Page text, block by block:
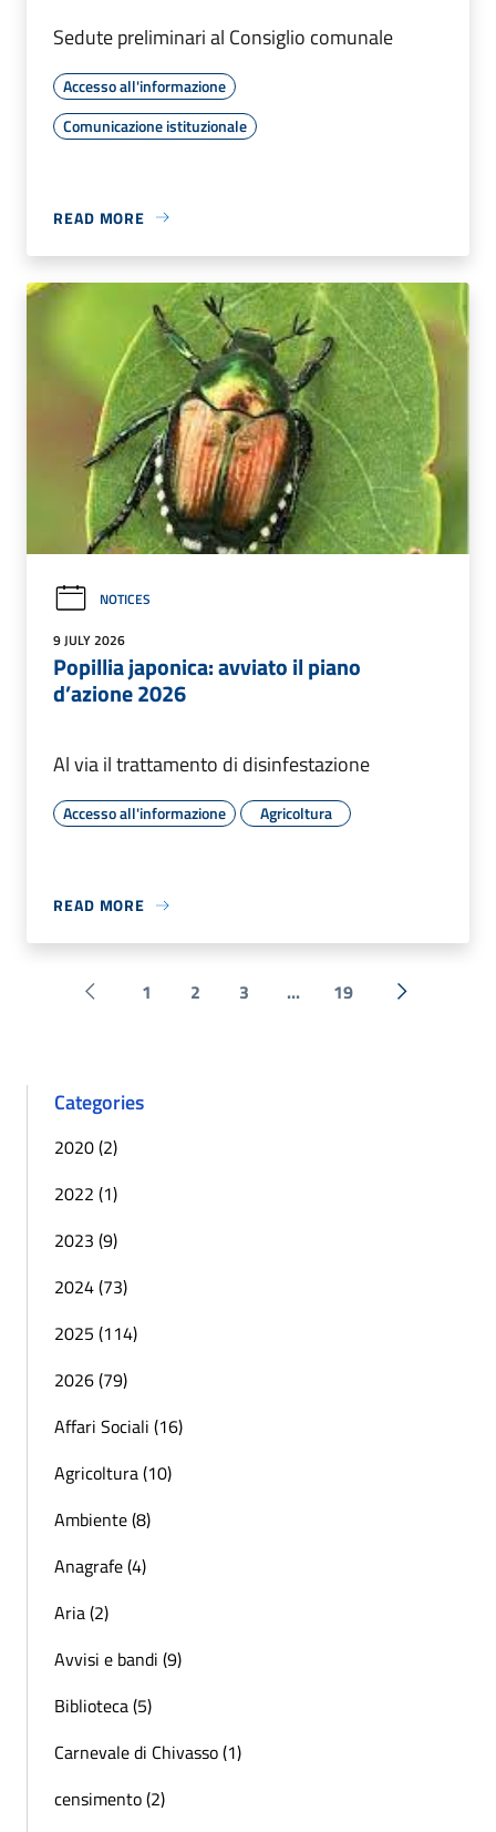
Sedute preliminari al Consiglio comunale
Accesso all'informazione
Comunicazione istituzionale
READ MORE
NOTICES
9 JULY 2026
Popillia japonica: avviato il piano
d’azione 2026
Al via il trattamento di disinfestazione
Accesso all'informazione Agricoltura
READ MORE
Pagina precedente
1 2 3 ... 19 Next »
Categories
2020 (2)
2022 (1)
2023 (9)
2024 (73)
2025 (114)
2026 (79)
Affari Sociali (16)
Agricoltura (10)
Ambiente (8)
Anagrafe (4)
Aria (2)
Avvisi e bandi (9)
Biblioteca (5)
Carnevale di Chivasso (1)
censimento (2)